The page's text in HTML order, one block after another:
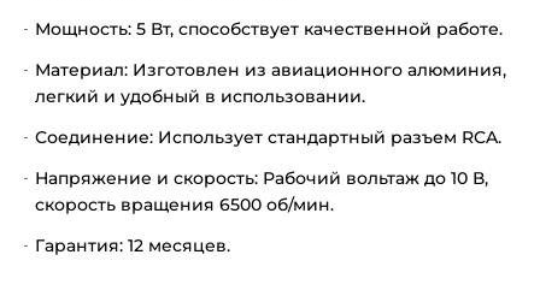
Мощность: 5 Вт, способствует качественной работе.
Материал: Изготовлен из авиационного алюминия,
легкий и удобный в использовании.
Соединение: Использует стандартный разъем RCA.
Напряжение и скорость: Рабочий вольтаж до 10 В,
скорость вращения 6500 об/мин.
Гарантия: 12 месяцев.